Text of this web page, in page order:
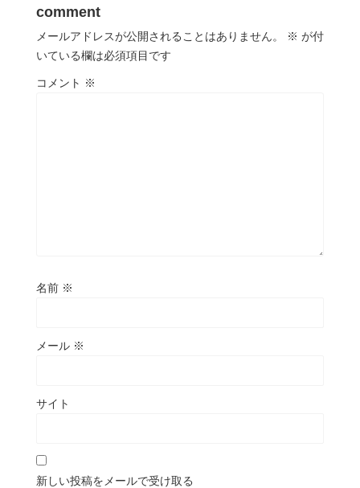
comment
メールアドレスが公開されることはありません。 ※ が付
いている欄は必須項目です
コメント ※
名前 ※
メール ※
サイト
新しい投稿をメールで受け取る